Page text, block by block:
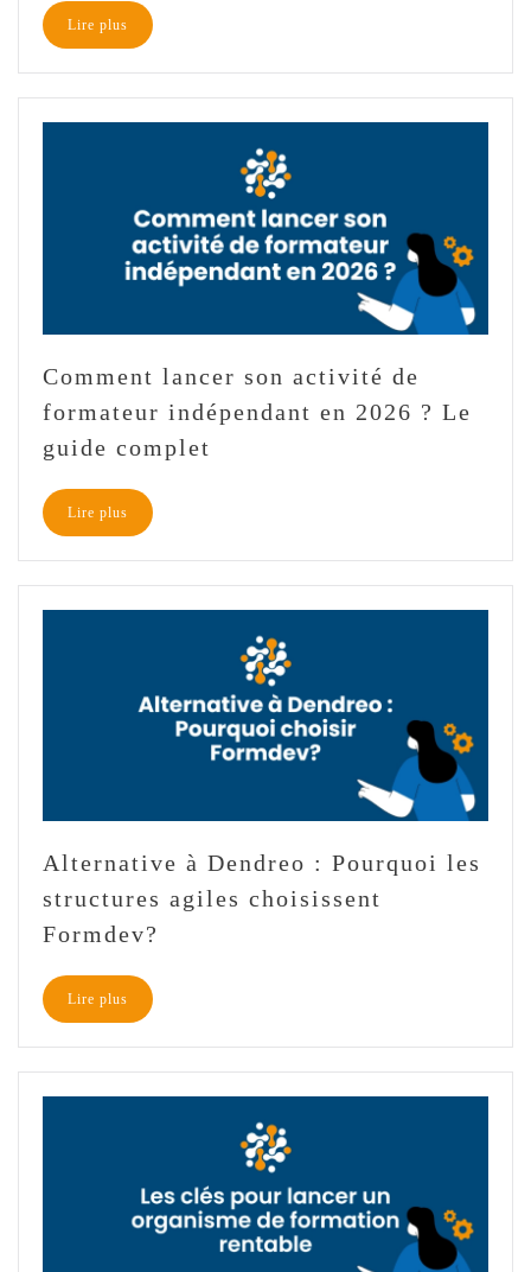
Lire plus
Comment lancer son activité de
formateur indépendant en 2026 ? Le
guide complet
Lire plus
Alternative à Dendreo : Pourquoi les
structures agiles choisissent
Formdev?
Lire plus